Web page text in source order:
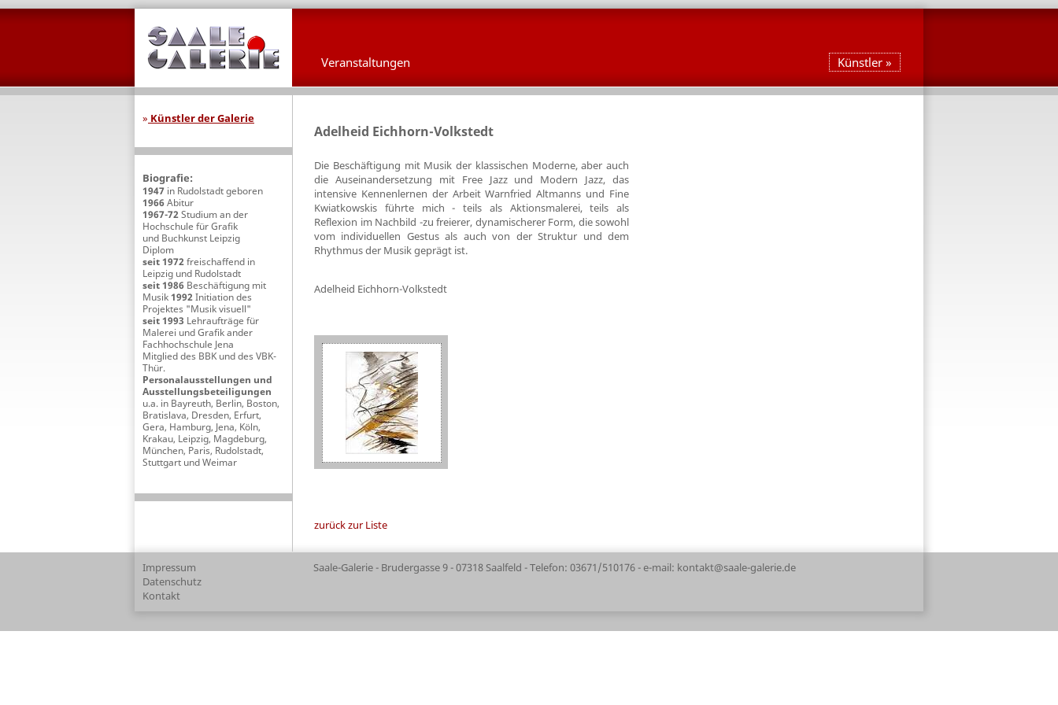
Veranstaltungen Künstler »
» Künstler der Galerie
Biografie:
1947 in Rudolstadt geboren
1966Abitur
1967-72Studium an der
Hochschule für Grafik
und Buchkunst Leipzig
Diplom
seit 1972freischaffend in
Leipzig und Rudolstadt
seit 1986 Beschäftigung mit
Musik1992Initiation des
Projektes "Musik visuell"
seit 1993 Lehraufträge für
Malerei und Grafik ander
Fachhochschule Jena
Mitglied des BBK und des VBK-
Thür.
Personalausstellungen und
Ausstellungsbeteiligungen
u.a. in Bayreuth, Berlin, Boston,
Bratislava, Dresden, Erfurt,
Gera, Hamburg, Jena, Köln,
Krakau, Leipzig, Magdeburg,
München, Paris, Rudolstadt,
Stuttgart und Weimar
Adelheid Eichhorn-Volkstedt
Die Beschäftigung mit Musik der klassischen Moderne, aber auch
die Auseinandersetzung mit Free Jazz und Modern Jazz, das
intensive Kennenlernen der Arbeit Warnfried Altmanns und Fine
Kwiatkowskis führte mich - teils als Aktionsmalerei, teils als
Reflexion im Nachbild -zu freierer, dynamischerer Form, die sowohl
vom individuellen Gestus als auch von der Struktur und dem
Rhythmus der Musik geprägt ist.
Adelheid Eichhorn-Volkstedt
zurück zur Liste
Impressum
Datenschutz
Kontakt
Saale-Galerie - Brudergasse 9 - 07318 Saalfeld - Telefon: 03671/510176 - e-mail: kontakt@saale-galerie.de